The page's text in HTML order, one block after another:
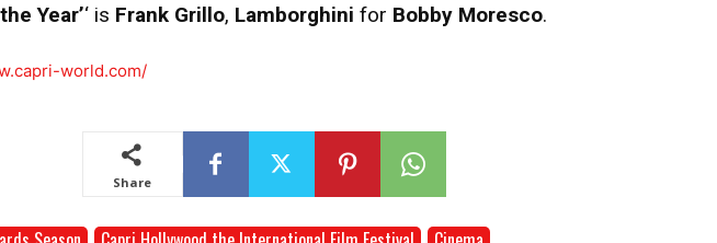
Year’‘ is Frank Grillo, Lamborghini for Bobby Moresco.
world.com/
Share